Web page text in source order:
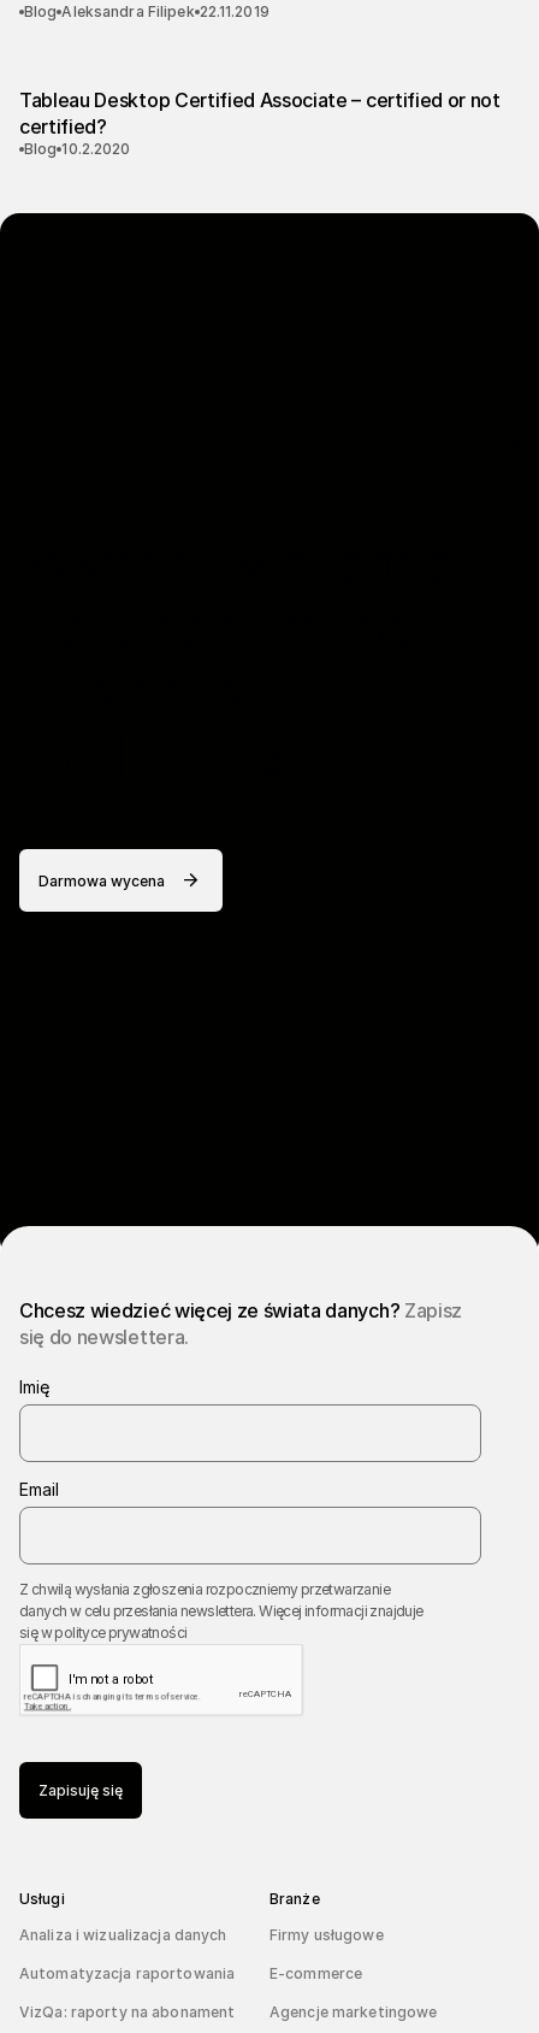
Blog Aleksandra Filipek 22.11.2019
Tableau Desktop Certified Associate – certified or not
certified?
Blog 10.2.2020
Darmowa wycena
Chcesz wiedzieć więcej ze świata danych? Zapisz
się do newslettera.
Imię
Email
Z chwilą wysłania zgłoszenia rozpoczniemy przetwarzanie
danych w celu przesłania newslettera. Więcej informacji znajduje
się wpolityce prywatności
Zapisuję się
Usługi
Analiza i wizualizacja danych
Automatyzacja raportowania
VizQa: raporty na abonament
Branże
Firmy usługowe
E-commerce
Agencje marketingowe